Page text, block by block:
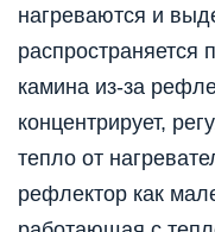
нагреваются и
распространяется
камина из-за
концентрирует,
тепло от
рефлектор как